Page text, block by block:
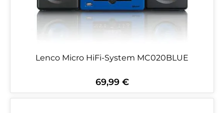
Lenco Micro HiFi-System MC020BLUE
Regulärer Preis:
69,99 €